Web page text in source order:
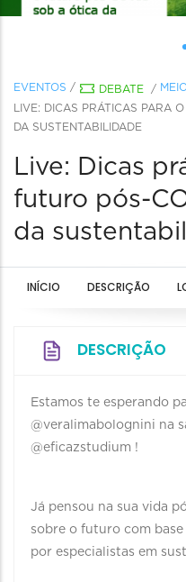
EVENTOS / DEBATE /
LIVE: DICAS PRÁTICAS PARA
DA SUSTENTABILIDADE
Live: Dicas
futuro pós-
da
INÍCIO DESCRIÇÃO
DESCRIÇÃO
Estamos te esperando
@veralimabolognini na
@eficazstudium !
Já pensou na sua vida
sobre o futuro com
por especialistas em